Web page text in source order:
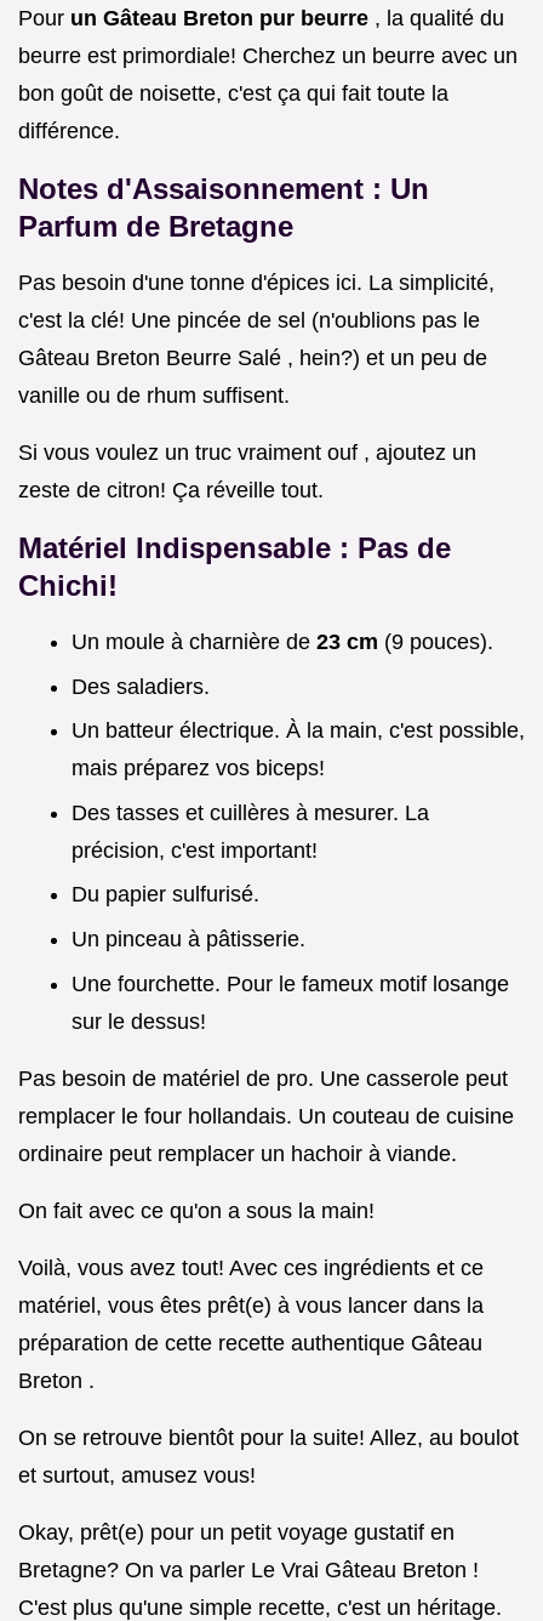
Pour un Gâteau Breton pur beurre , la qualité du
beurre est primordiale! Cherchez un beurre avec un
bon goût de noisette, c'est ça qui fait toute la
différence.
Notes d'Assaisonnement : Un
Parfum de Bretagne
Pas besoin d'une tonne d'épices ici. La simplicité,
c'est la clé! Une pincée de sel (n'oublions pas le
Gâteau Breton Beurre Salé , hein?) et un peu de
vanille ou de rhum suffisent.
Si vous voulez un truc vraiment ouf , ajoutez un
zeste de citron! Ça réveille tout.
Matériel Indispensable : Pas de
Chichi!
Un moule à charnière de 23 cm (9 pouces).
Des saladiers.
Un batteur électrique. À la main, c'est possible,
mais préparez vos biceps!
Des tasses et cuillères à mesurer. La
précision, c'est important!
Du papier sulfurisé.
Un pinceau à pâtisserie.
Une fourchette. Pour le fameux motif losange
sur le dessus!
Pas besoin de matériel de pro. Une casserole peut
remplacer le four hollandais. Un couteau de cuisine
ordinaire peut remplacer un hachoir à viande.
On fait avec ce qu'on a sous la main!
Voilà, vous avez tout! Avec ces ingrédients et ce
matériel, vous êtes prêt(e) à vous lancer dans la
préparation de cette recette authentique Gâteau
Breton .
On se retrouve bientôt pour la suite! Allez, au boulot
et surtout, amusez vous!
Okay, prêt(e) pour un petit voyage gustatif en
Bretagne? On va parler Le Vrai Gâteau Breton !
C'est plus qu'une simple recette, c'est un héritage.